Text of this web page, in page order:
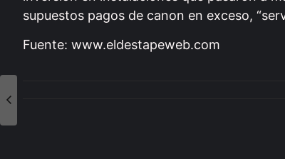
supuestos pagos de canon en exceso,
Fuente: www.eldestapeweb.com